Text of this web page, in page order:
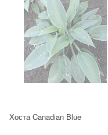
Хоста Canadian Blue